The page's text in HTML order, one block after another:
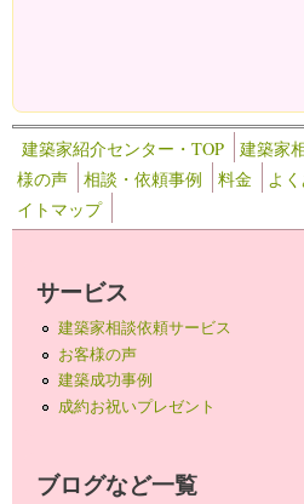
建築家紹介センター・TOP 建築家
様の声
相談・依頼事例 料金 よ
イトマップ
サービス
建築家相談依頼サービス
お客様の声
建築成功事例
成約お祝いプレゼント
ブログなど一覧